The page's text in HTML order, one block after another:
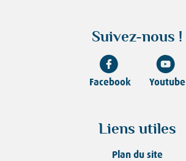
Suivez-nous !
Facebook Youtube
Liens utiles
Plan du site